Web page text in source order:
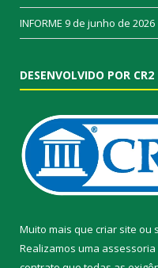
INFORME 9 de junho de 2026
DESENVOLVIDO POR CR2
Muito mais que criar site ou
Realizamos uma assessoria